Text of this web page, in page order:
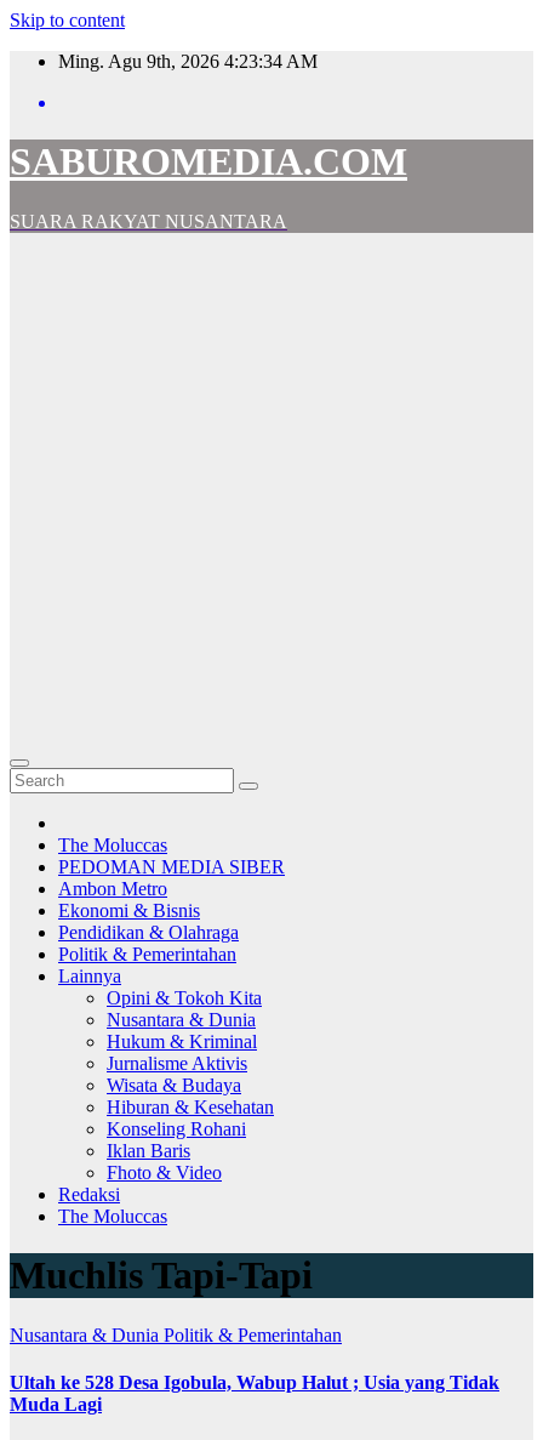
Skip to content
Ming. Agu 9th, 2026 4:23:35 AM
SABUROMEDIA.COM
SUARA RAKYAT NUSANTARA
The Moluccas
PEDOMAN MEDIA SIBER
Ambon Metro
Ekonomi & Bisnis
Pendidikan & Olahraga
Politik & Pemerintahan
Lainnya
Opini & Tokoh Kita
Nusantara & Dunia
Hukum & Kriminal
Jurnalisme Aktivis
Wisata & Budaya
Hiburan & Kesehatan
Konseling Rohani
Iklan Baris
Fhoto & Video
Redaksi
The Moluccas
Muchlis Tapi-Tapi
Nusantara & Dunia Politik & Pemerintahan
Ultah ke 528 Desa Igobula, Wabup Halut ; Usia yang Tidak
Muda Lagi